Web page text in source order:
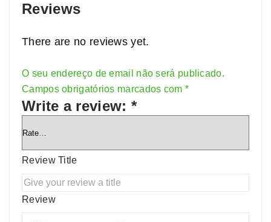
Reviews
There are no reviews yet.
O seu endereço de email não será publicado.
Campos obrigatórios marcados com *
Write a review: *
Review Title
Review
Alternative: